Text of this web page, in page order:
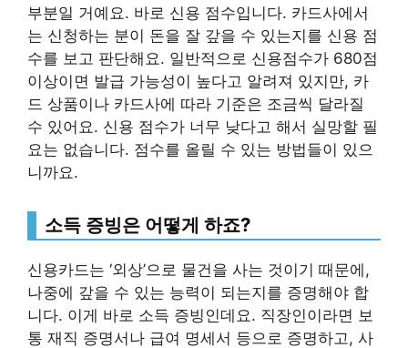
부분일 거예요. 바로 신용 점수입니다. 카드사에서
는 신청하는 분이 돈을 잘 갚을 수 있는지를 신용 점
수를 보고 판단해요. 일반적으로 신용점수가 680점
이상이면 발급 가능성이 높다고 알려져 있지만, 카
드 상품이나 카드사에 따라 기준은 조금씩 달라질
수 있어요. 신용 점수가 너무 낮다고 해서 실망할 필
요는 없습니다. 점수를 올릴 수 있는 방법들이 있으
니까요.
소득 증빙은 어떻게 하죠?
신용카드는 ‘외상’으로 물건을 사는 것이기 때문에,
나중에 갚을 수 있는 능력이 되는지를 증명해야 합
니다. 이게 바로 소득 증빙인데요. 직장인이라면 보
통 재직 증명서나 급여 명세서 등으로 증명하고, 사